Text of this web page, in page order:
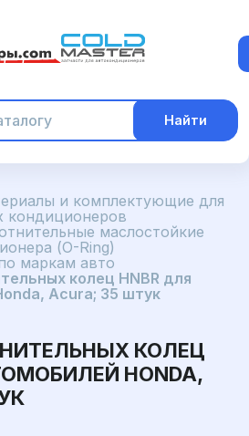
Найти
и комплектующие для
кондиционеров
маслостойкие
(O-Ring)
маркам авто
колец HNBR для
Acura; 35 штук
КОЛЕЦ
HONDA,